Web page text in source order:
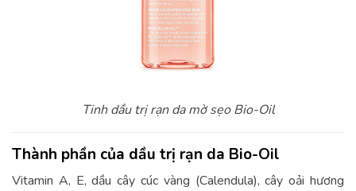
Tinh dầu trị rạn da mờ sẹo Bio-Oil
Thành phần của dầu trị rạn da Bio-Oil
Vitamin A, E, dầu cây cúc vàng (Calendula), cây oải hương